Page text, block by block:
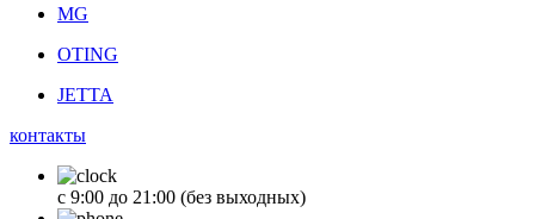
MG
OTING
JETTA
контакты
с 9:00 до 21:00 (без выходных)